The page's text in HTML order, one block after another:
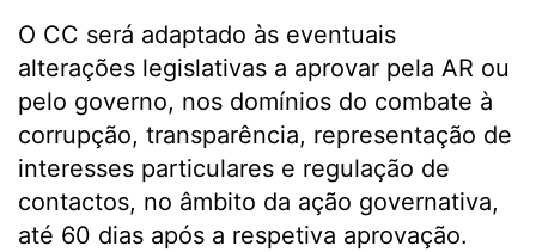
O CC será adaptado às eventuais
alterações legislativas a aprovar pela AR ou
pelo governo, nos domínios do combate à
corrupção, transparência, representação de
interesses particulares e regulação de
contactos, no âmbito da ação governativa,
até 60 dias após a respetiva aprovação.